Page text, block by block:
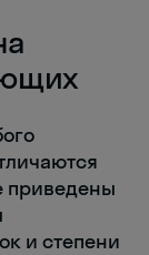
приведены
и степени